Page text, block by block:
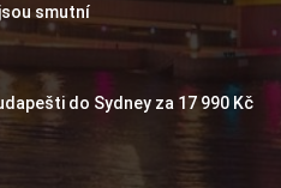
smutní
do Sydney za 17 990 Kč